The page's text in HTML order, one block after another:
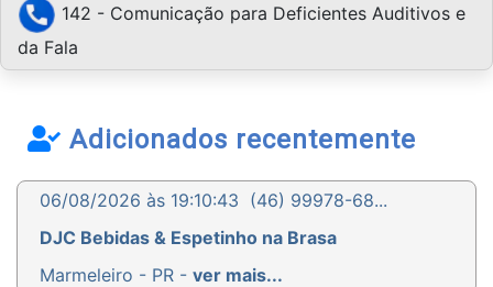
142 - Comunicação para Deficientes Auditivos e
da Fala
Adicionados recentemente
06/08/2026 às 19:10:43 (46) 99978-68...
DJC Bebidas & Espetinho na Brasa
Marmeleiro - PR - ver mais...